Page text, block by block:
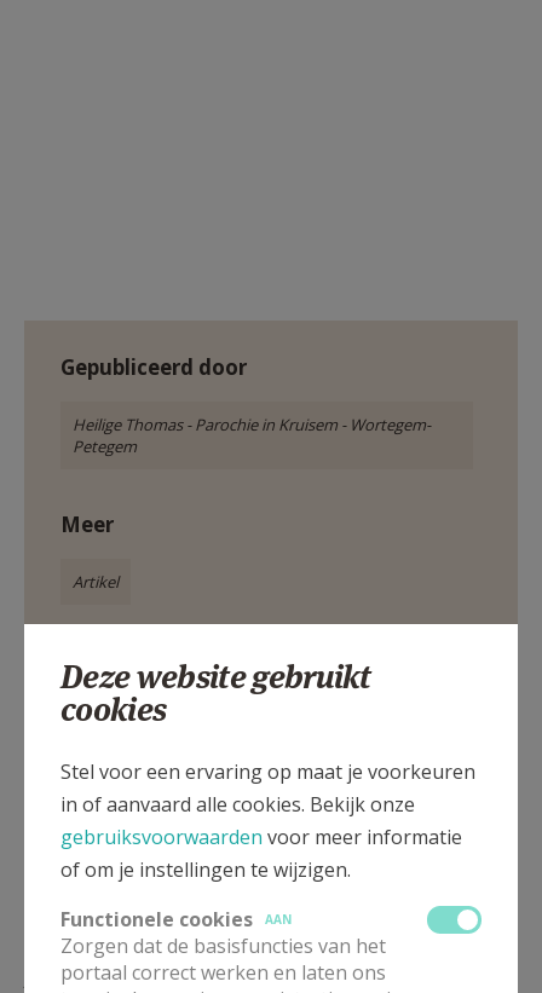
Gepubliceerd door
Heilige Thomas - Parochie in Kruisem - Wortegem-
Petegem
Meer
Artikel
Lees meer
Deze website gebruikt
cookies
Stel voor een ervaring op maat je voorkeuren
in of aanvaard alle cookies. Bekijk onze
gebruiksvoorwaarden voor meer informatie
of om je instellingen te wijzigen.
Functionele cookies
AAN
Zorgen dat de basisfuncties van het
portaal correct werken en laten ons